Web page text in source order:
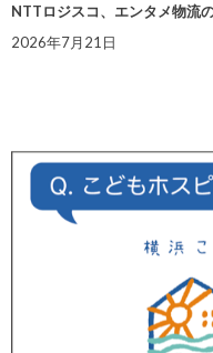
NTTロジスコ、エンタメ物流
2026年7月21日